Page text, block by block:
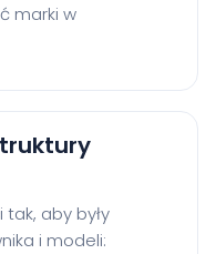
marki w
aby były
i modeli: